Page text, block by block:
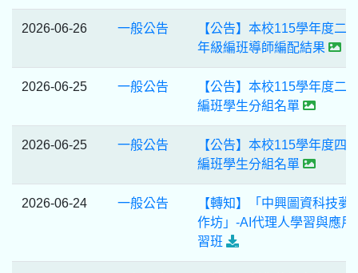
2026-06-26 一般公告
【公告】本校115學年度二
年級編班導師編配結果
2026-06-25 一般公告
【公告】本校115學年度二
編班學生分組名單
2026-06-25 一般公告
【公告】本校115學年度四
編班學生分組名單
2026-06-24 一般公告
【轉知】「中興圖資科技夢
作坊」-AI代理人學習與應用
習班